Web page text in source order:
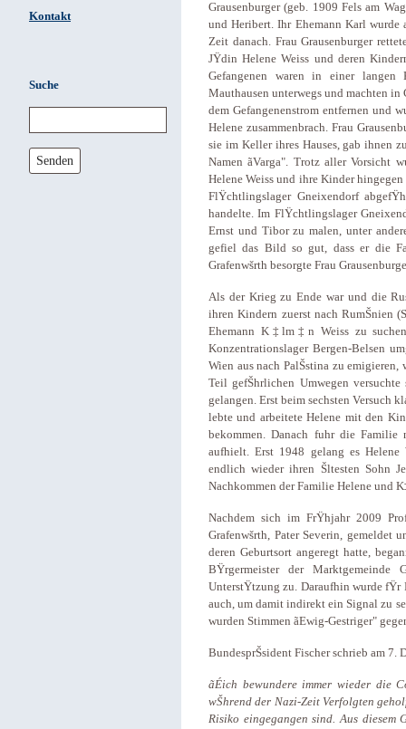
Kontakt
Suche
Senden
Grausenburger (geb. 1909 Fels am
und Heribert. Ihr Ehemann Karl wurde
Zeit danach. Frau Grausenburger
JŸdin Helene Weiss und deren
Gefangenen waren in einer
Mauthausen unterwegs und machten
dem Gefangenenstrom entfernen und
Helene zusammenbrach. Frau
sie im Keller ihres Hauses, gab ihnen
Namen ãVarga". Trotz aller Vorsicht
Helene Weiss und ihre Kinder
FlŸchtlingslager Gneixendorf
handelte. Im FlŸchtlingslager
Ernst und Tibor zu malen, unter
gefiel das Bild so gut, dass er die
Grafenwšrth besorgte Frau
Als der Krieg zu Ende war und die
ihren Kindern zuerst nach RumŠnien
Ehemann K‡lm‡n Weiss zu
Konzentrationslager Bergen-Belsen
Wien aus nach PalŠstina zu
Teil gefŠhrlichen Umwegen
gelangen. Erst beim sechsten Versuch
lebte und arbeitete Helene mit den
bekommen. Danach fuhr die
aufhielt. Erst 1948 gelang es
endlich wieder ihren Šltesten Sohn
Nachkommen der Familie Helene und
Nachdem sich im FrŸhjahr 2009
Grafenwšrth, Pater Severin, gemeldet
deren Geburtsort angeregt hatte,
BŸrgermeister der
UnterstŸtzung zu. Daraufhin wurde fŸr
auch, um damit indirekt ein Signal zu
wurden Stimmen ãEwig-Gestriger"
BundesprŠsident Fischer schrieb am 7.
ãÉich bewundere immer wieder die
wŠhrend der Nazi-Zeit Verfolgten
Risiko eingegangen sind. Aus diesem